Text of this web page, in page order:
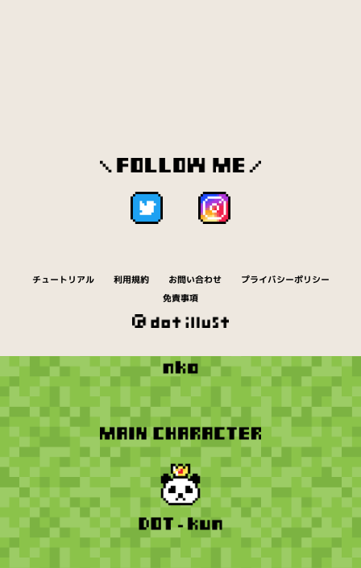
チュートリアル 利用規約 お問い合わせ
プライバシーポリシー
免責事項